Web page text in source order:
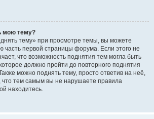
мою тему?
тему» при просмотре темы, вы можете
часть первой страницы форума. Если этого не
что возможность поднятия тем могла быть
должно пройти до повторного поднятия
можно поднять тему, просто ответив на неё,
что тем самым вы не нарушаете правила
находитесь.